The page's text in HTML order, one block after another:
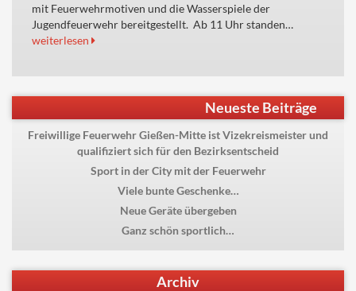
mit Feuerwehrmotiven und die Wasserspiele der
Jugendfeuerwehr bereitgestellt. Ab 11 Uhr standen…
weiterlesen
BeitragsnavigationNeueste Beiträge
Freiwillige Feuerwehr Gießen-Mitte ist Vizekreismeister und
qualifiziert sich für den Bezirksentscheid
Sport in der City mit der Feuerwehr
Viele bunte Geschenke…
Neue Geräte übergeben
Ganz schön sportlich…
Archiv